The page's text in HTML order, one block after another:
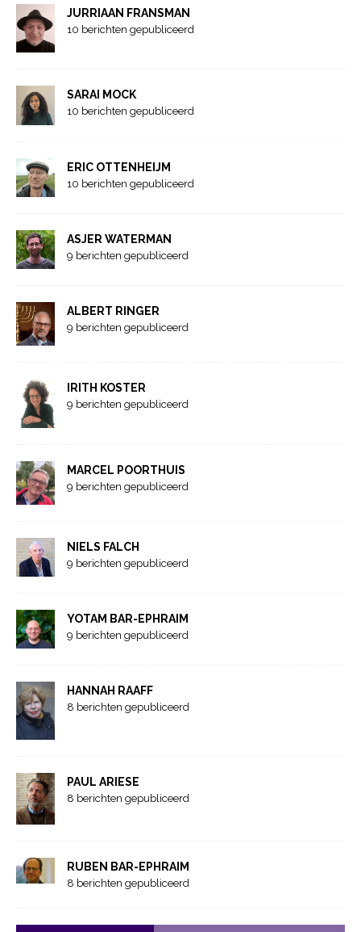
JURRIAAN FRANSMAN
10 berichten gepubliceerd
SARAI MOCK
10 berichten gepubliceerd
ERIC OTTENHEIJM
10 berichten gepubliceerd
ASJER WATERMAN
9 berichten gepubliceerd
ALBERT RINGER
9 berichten gepubliceerd
IRITH KOSTER
9 berichten gepubliceerd
MARCEL POORTHUIS
9 berichten gepubliceerd
NIELS FALCH
9 berichten gepubliceerd
YOTAM BAR-EPHRAIM
9 berichten gepubliceerd
HANNAH RAAFF
8 berichten gepubliceerd
PAUL ARIESE
8 berichten gepubliceerd
RUBEN BAR-EPHRAIM
8 berichten gepubliceerd